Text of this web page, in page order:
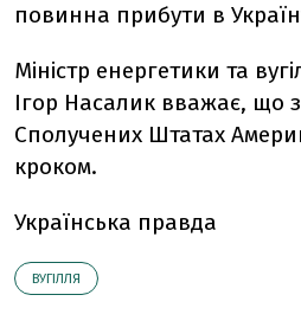
повинна прибути в
Міністр енергетики та
Ігор Насалик вважає, що
Сполучених Штатах
кроком.
Українська правда
ВУГІЛЛЯ